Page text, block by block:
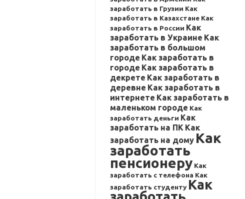
заработать в Грузии Как
заработать в Казахстане Как
заработать в России Как
заработать в Украине Как
заработать в большом
городе Как заработать в
городе Как заработать в
декрете Как заработать в
деревне Как заработать в
интернете Как заработать в
маленьком городе Как
заработать деньги Как
заработать на ПК Как
заработать на дому Как
заработать
пенсионеру Как
заработать с телефона Как
заработать студенту Как